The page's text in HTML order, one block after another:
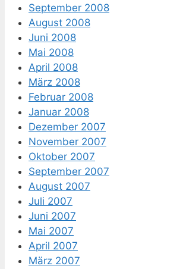
September 2008
August 2008
Juni 2008
Mai 2008
April 2008
März 2008
Februar 2008
Januar 2008
Dezember 2007
November 2007
Oktober 2007
September 2007
August 2007
Juli 2007
Juni 2007
Mai 2007
April 2007
März 2007